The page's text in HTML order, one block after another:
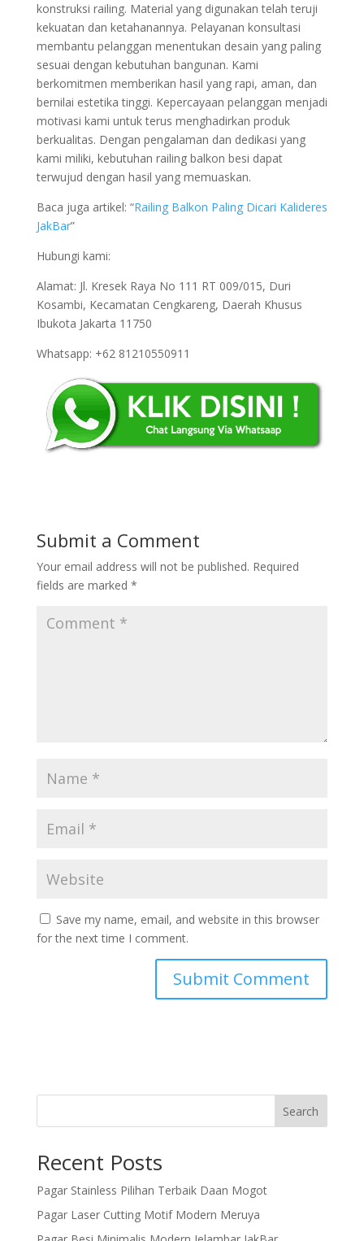
konstruksi railing. Material yang digunakan telah teruji
kekuatan dan ketahanannya. Pelayanan konsultasi
membantu pelanggan menentukan desain yang paling
sesuai dengan kebutuhan bangunan. Kami
berkomitmen memberikan hasil yang rapi, aman, dan
bernilai estetika tinggi. Kepercayaan pelanggan menjadi
motivasi kami untuk terus menghadirkan produk
berkualitas. Dengan pengalaman dan dedikasi yang
kami miliki, kebutuhan railing balkon besi dapat
terwujud dengan hasil yang memuaskan.
Baca juga artikel: “Railing Balkon Paling Dicari Kalideres
JakBar”
Hubungi kami:
Alamat: Jl. Kresek Raya No 111 RT 009/015, Duri
Kosambi, Kecamatan Cengkareng, Daerah Khusus
Ibukota Jakarta 11750
Whatsapp: +62 81210550911
Submit a Comment
Your email address will not be published. Required
fields are marked *
Save my name, email, and website in this browser
for the next time I comment.
Search
Recent Posts
Pagar Stainless Pilihan Terbaik Daan Mogot
Pagar Laser Cutting Motif Modern Meruya